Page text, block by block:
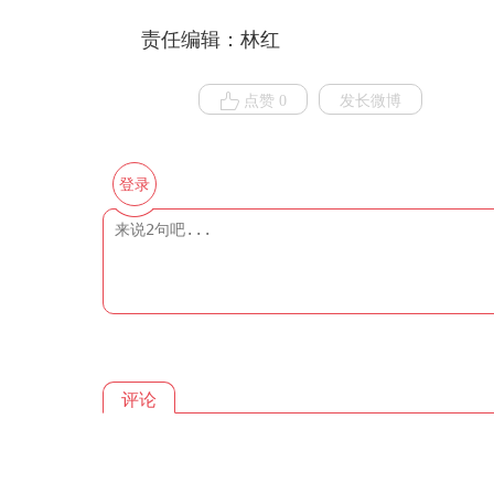
责任编辑：林红
点赞 0 发长微博
登录
评论